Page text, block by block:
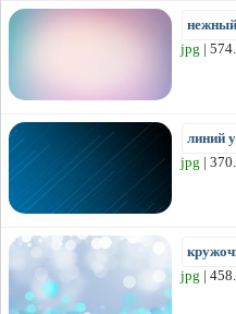
jpg |
линий
jpg |
jpg |